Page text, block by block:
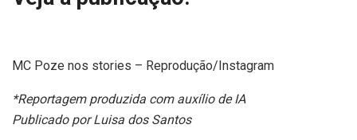
MC Poze nos stories – Reprodução/Instagram
*Reportagem produzida com auxílio de IA
Publicado por Luisa dos Santos